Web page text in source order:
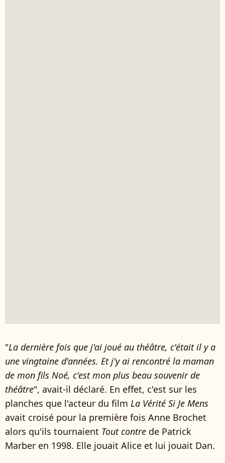
"La dernière fois que j'ai joué au théâtre, c'était il y a
une vingtaine d'années. Et j'y ai rencontré la maman
de mon fils Noé, c'est mon plus beau souvenir de
théâtre", avait-il déclaré. En effet, c'est sur les
planches que l'acteur du film La Vérité Si Je Mens
avait croisé pour la première fois Anne Brochet
alors qu'ils tournaient Tout contre de Patrick
Marber en 1998. Elle jouait Alice et lui jouait Dan.